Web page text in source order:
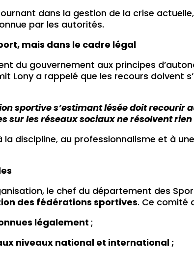
dans la gestion de la crise
par les autorités.
mais dans le cadre légal
du gouvernement aux principes
Lony a rappelé que les recours doivent
sportive s’estimant lésée doit recourir
sur les réseaux sociaux ne résolvent rien
la discipline, au professionnalisme et à
le chef du département des
des fédérations sportives. Ce comité
légalement;
niveaux national et international ;